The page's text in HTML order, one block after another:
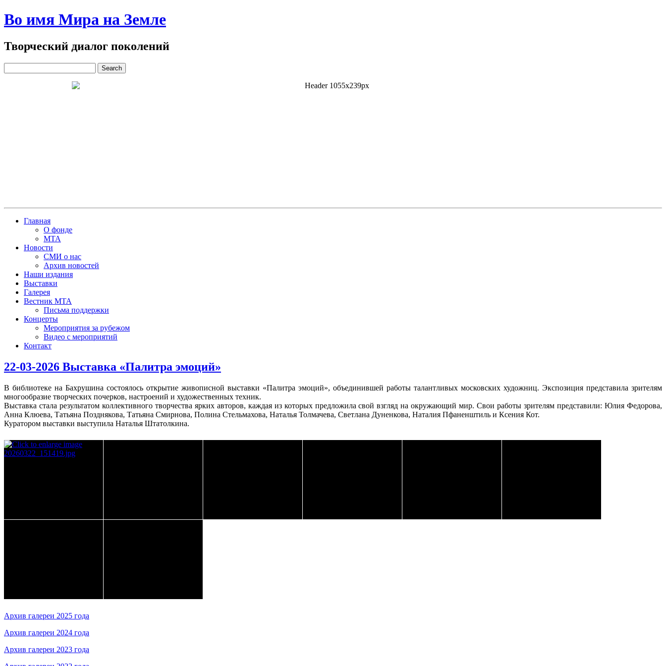
Во имя Мира на Земле
Творческий диалог поколений
Главная
О фонде
МТА
Новости
СМИ о нас
Архив новостей
Наши издания
Выставки
Галерея
Вестник МТА
Письма поддержки
Концерты
Мероприятия за рубежом
Видео с мероприятий
Контакт
22-03-2026 Выставка «Палитра эмоций»
В библиотеке на Бахрушина состоялось открытие живописной выставки «Палитра эмоций», объединившей работы талантливых московских художниц. Экспозиция представила зрителям
многообразие творческих почерков, настроений и художественных техник.
Выставка стала результатом коллективного творчества ярких авторов, каждая из которых предложила свой взгляд на окружающий мир. Свои работы зрителям представили: Юлия Федорова,
Анна Клюева, Татьяна Позднякова, Татьяна Смирнова, Полина Стельмахова, Наталья Толмачева, Светлана Дуненкова, Наталия Пфаненштиль и Ксения Кот.
Куратором выставки выступила Наталья Штатолкина.
Архив галереи 2025 года
Архив галереи 2024 года
Архив галереи 2023 года